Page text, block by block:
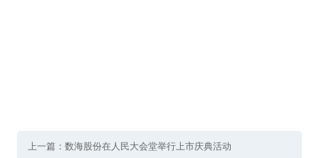
上一篇：数海股份在人民大会堂举行上市庆典活动